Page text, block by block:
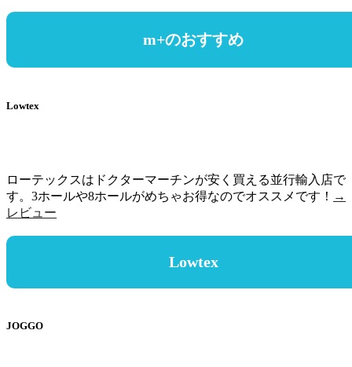
m+のおすすめ
Lowtex
ローテックスはドクターマーチンが安く買える並行輸入店で
す。3ホールや8ホールがめちゃお得なのでオススメです！ →
レビュー
Lowtex
JOGGO